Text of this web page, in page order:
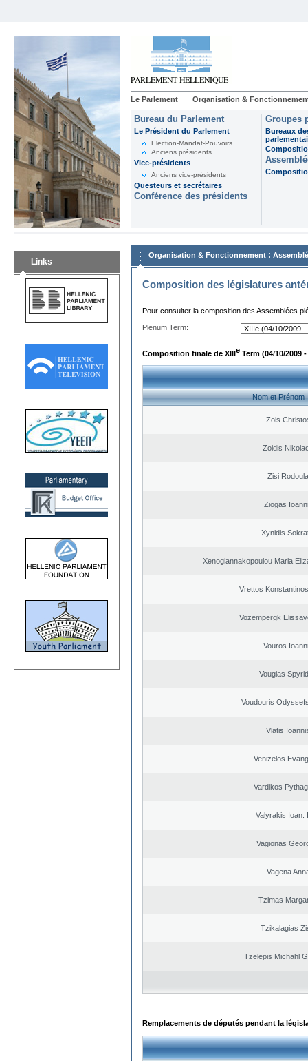
Le Parlement Organisation &
Bureau du Parlement
Le Président du Parlement
Election-Mandat-Pouvoirs
Anciens présidents
Vice-présidents
Anciens vice-présidents
Questeurs et secrétaires
Conférence des présidents
Groupes
Bureaux
Links
Organisation & Fonctionnement :
Composition des législatures
Pour consulter la composition des Assemblées
Plenum Term:
Composition finale de XIIIe Term (04/10/2009 -
Nom et Prénom
Zois
Zoidis
Zisi Rodoula
Ziogas
Xynidis
Xenogiannakopoulou Maria
Vrettos
Vozempergk
Vouros
Vougias
Voudouris
Vlatis
Venizelos
Vardikos
Valyrakis Ioan.
Vagionas
Vagena
Tzimas
Tzikalagias
Tzelepis Michahl
Remplacements de députés pendant la